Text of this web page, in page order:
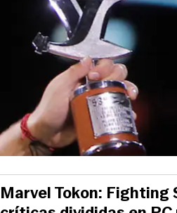
Marvel Tokon: Fighting